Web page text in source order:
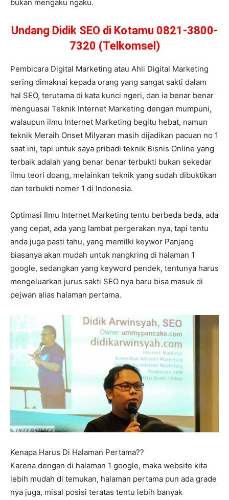
bukan mengaku ngaku.
Undang Didik SEO di Kotamu 0821-3800-
7320 (Telkomsel)
Pembicara Digital Marketing atau Ahli Digital Marketing
sering dimaknai kepada orang yang sangat sakti dalam
hal SEO, terutama di kata kunci ngeri, dan ia benar benar
menguasai Teknik Internet Marketing dengan mumpuni,
walaupun ilmu Internet Marketing begitu hebat, namun
teknik Meraih Onset Milyaran masih dijadikan pacuan no 1
saat ini, tapi untuk saya pribadi teknik Bisnis Online yang
terbaik adalah yang benar benar terbukti bukan sekedar
ilmu teori doang, melainkan teknik yang sudah dibuktikan
dan terbukti nomer 1 di Indonesia.
Optimasi Ilmu Internet Marketing tentu berbeda beda, ada
yang cepat, ada yang lambat pergerakan nya, tapi tentu
anda juga pasti tahu, yang memilki keywor Panjang
biasanya akan mudah untuk nangkring di halaman 1
google, sedangkan yang keyword pendek, tentunya harus
mengeluarkan jurus sakti SEO nya baru bisa masuk di
pejwan alias halaman pertama.
Kenapa Harus Di Halaman Pertama??
Karena dengan di halaman 1 google, maka website kita
lebih mudah di temukan, halaman pertama pun ada grade
nya juga, misal posisi teratas tentu lebih banyak